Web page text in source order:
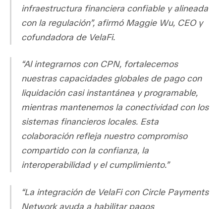
infraestructura financiera confiable y alineada
con la regulación”, afirmó Maggie Wu, CEO y
cofundadora de VelaFi.
“Al integrarnos con CPN, fortalecemos
nuestras capacidades globales de pago con
liquidación casi instantánea y programable,
mientras mantenemos la conectividad con los
sistemas financieros locales. Esta
colaboración refleja nuestro compromiso
compartido con la confianza, la
interoperabilidad y el cumplimiento.”
“La integración de VelaFi con Circle Payments
Network ayuda a habilitar pagos